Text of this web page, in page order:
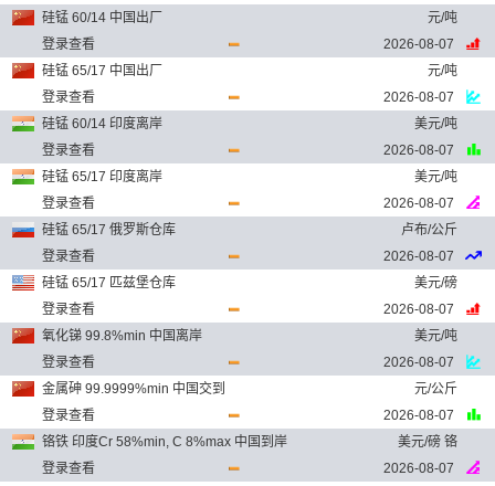
硅锰 60/14 中国出厂
元/吨
登录查看
2026-08-07
硅锰 65/17 中国出厂
元/吨
登录查看
2026-08-07
硅锰 60/14 印度离岸
美元/吨
登录查看
2026-08-07
硅锰 65/17 印度离岸
美元/吨
登录查看
2026-08-07
硅锰 65/17 俄罗斯仓库
卢布/公斤
登录查看
2026-08-07
硅锰 65/17 匹兹堡仓库
美元/磅
登录查看
2026-08-07
氧化锑 99.8%min 中国离岸
美元/吨
登录查看
2026-08-07
金属砷 99.9999%min 中国交到
元/公斤
登录查看
2026-08-07
铬铁 印度Cr 58%min, C 8%max 中国到岸
美元/磅 铬
登录查看
2026-08-07